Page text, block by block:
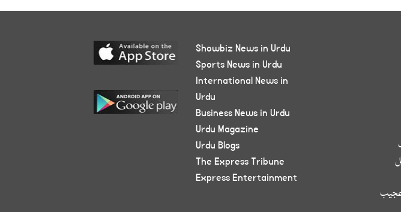
Showbiz News in Urdu
Sports News in Urdu
International News in
Urdu
Business News in Urdu
Urdu Magazine
Urdu Blogs
The Express Tribune
Express Entertainment